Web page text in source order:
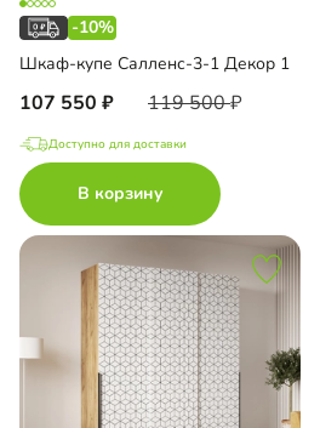
-10%
Шкаф-купе Салленс-3-1 Декор 1
107 550 119 500
Доступно для доставки
В корзину